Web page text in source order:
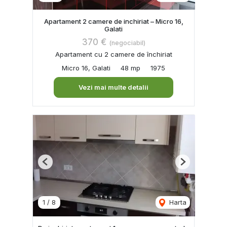
Apartament 2 camere de inchiriat – Micro 16,
Galati
370 € (negociabil)
Apartament cu 2 camere de închiriat
Micro 16, Galati
48 mp 1975
Vezi mai multe detalii
1 / 8 Harta
Previous Next